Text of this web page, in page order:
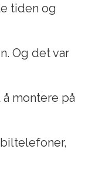
tiden og
Og det var
montere på